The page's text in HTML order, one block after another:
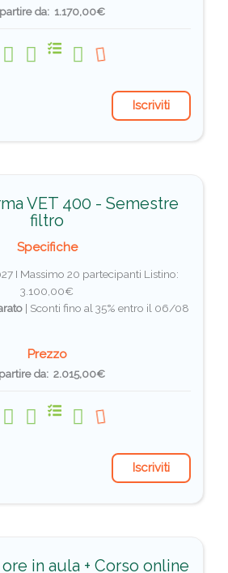
da: 1.170,00€
Iscriviti
VET 400 - Semestre
filtro
Specifiche
I Massimo 20 partecipanti Listino:
3.100,00€
| Sconti fino al 35% entro il 06/08
Prezzo
da: 2.015,00€
Iscriviti
in aula + Corso online